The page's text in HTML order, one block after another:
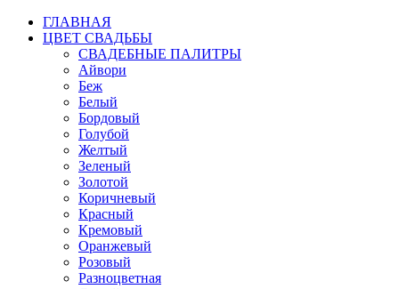
ГЛАВНАЯ
ЦВЕТ СВАДЬБЫ
СВАДЕБНЫЕ ПАЛИТРЫ
Айвори
Беж
Белый
Бордовый
Голубой
Желтый
Зеленый
Золотой
Коричневый
Красный
Кремовый
Оранжевый
Розовый
Разноцветная